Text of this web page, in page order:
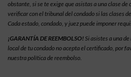
obstante, si se te exige que asistas a una clase
verificar con el tribunal del condado si las clases
Cada estado, condado, y juez puede imponer
¡GARANTÍA DE REEMBOLSO! Si asistes a una
local de tu condado no acepta el certificado, por
nuestra política de reembolso.